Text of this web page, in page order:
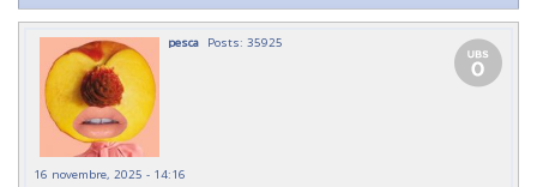
pesca Posts: 35925
16 novembre, 2025 - 14:16